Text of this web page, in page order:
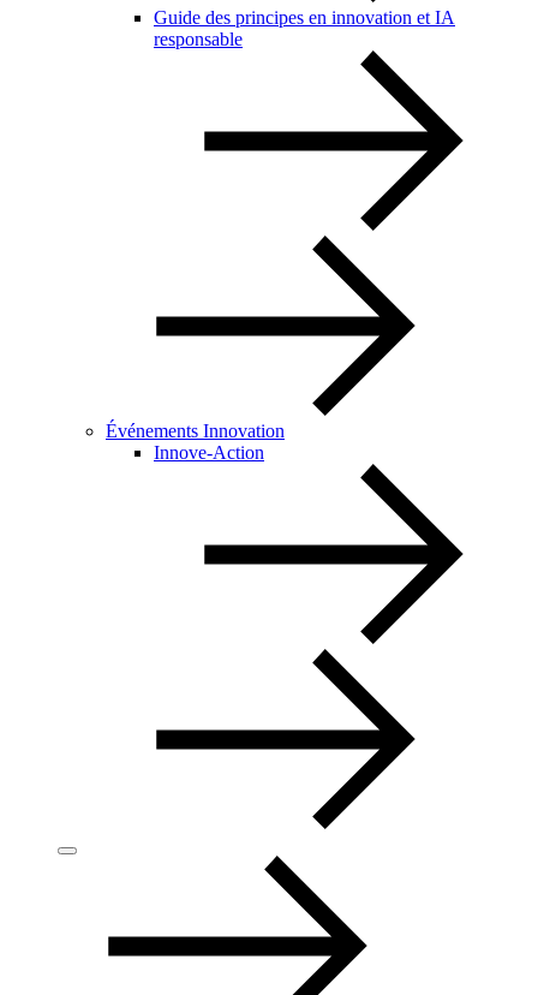
Guide des principes en innovation et IA
responsable
Événements Innovation
Innove-Action